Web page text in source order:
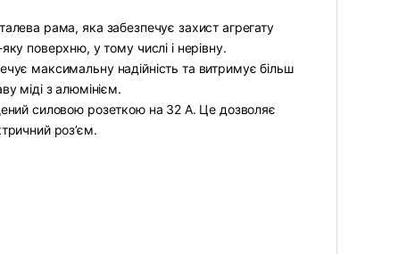
рама, яка забезпечує захист агрегату
поверхню, у тому числі і нерівну.
максимальну надійність та витримує більш
міді з алюмінієм.
силовою розеткою на 32 А. Це дозволяє
роз’єм.